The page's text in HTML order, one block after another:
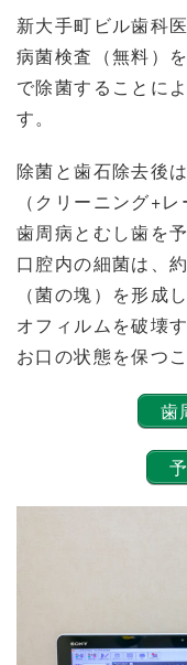
新大手町ビル歯科
病菌検査（無料）
で除菌することに
す。
除菌と歯石除去後
（クリーニング+
歯周病とむし歯を
口腔内の細菌は、
（菌の塊）を形成
オフィルムを破壊
お口の状態を保つ
歯